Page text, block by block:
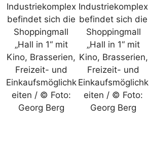
Industriekomplex
befindet sich die
Shoppingmall
„Hall in 1“ mit
Kino, Brasserien,
Freizeit- und
Einkaufsmöglichk
eiten / © Foto:
Georg Berg
Industriekomplex
befindet sich die
Shoppingmall
„Hall in 1“ mit
Kino, Brasserien,
Freizeit- und
Einkaufsmöglichk
eiten / © Foto:
Georg Berg